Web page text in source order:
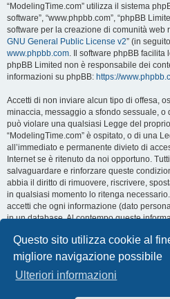
Questo sito utilizza cookie al
migliore navigazione possibile
Ulteriori informazioni
“ModelingTime.com” utilizza il sistema
software”, “www.phpbb.com”, “phpBB
software per la creazione di comunità web
GNU General Public License v2” (in
www.phpbb.com. Il software phpBB facilita
phpBB Limited non è responsabile dei
informazioni su phpBB: https://
Accetti di non inviare alcun tipo di offesa,
minaccia, messaggio a sfondo sessuale,
può violare una qualsiasi Legge del
“ModelingTime.com” è ospitato, o di una
all’immediato e permanente divieto di
Internet se è ritenuto da noi opportuno.
salvaguardare e rinforzare queste
abbia il diritto di rimuovere, riscrivere,
in qualsiasi momento lo ritenga
accetti che ogni informazione (dato
in un database. Al contempo queste
nessuno senza il tuo consenso, né
ritenersi responsabili per qualsiasi
compromettere queste informazioni.